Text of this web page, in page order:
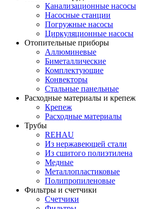
Канализационные насосы
Насосные станции
Погружные насосы
Циркуляционные насосы
Отопительные приборы
Аллюминевые
Биметаллические
Комплектующие
Конвекторы
Стальные панельные
Расходные материалы и крепеж
Крепеж
Расходные материалы
Трубы
REHAU
Из нержавеющей стали
Из сшитого полиэтилена
Медные
Металлопластиковые
Полипропиленовые
Фильтры и счетчики
Счетчики